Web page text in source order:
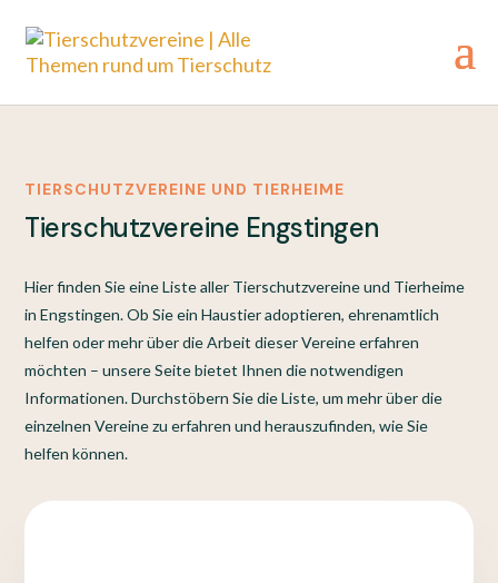
TIERSCHUTZVEREINE UND TIERHEIME
Tierschutzvereine Engstingen
Hier finden Sie eine Liste aller Tierschutzvereine und Tierheime
in Engstingen. Ob Sie ein Haustier adoptieren, ehrenamtlich
helfen oder mehr über die Arbeit dieser Vereine erfahren
möchten – unsere Seite bietet Ihnen die notwendigen
Informationen. Durchstöbern Sie die Liste, um mehr über die
einzelnen Vereine zu erfahren und herauszufinden, wie Sie
helfen können.